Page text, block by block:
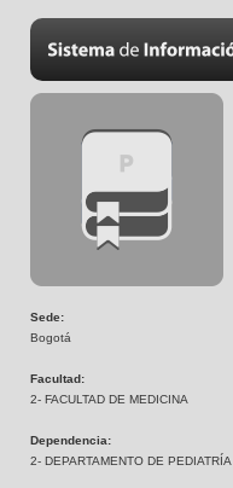
Sede:
Bogotá
Facultad:
2- FACULTAD DE MEDICINA
Dependencia:
2- DEPARTAMENTO DE PEDIATRÍA